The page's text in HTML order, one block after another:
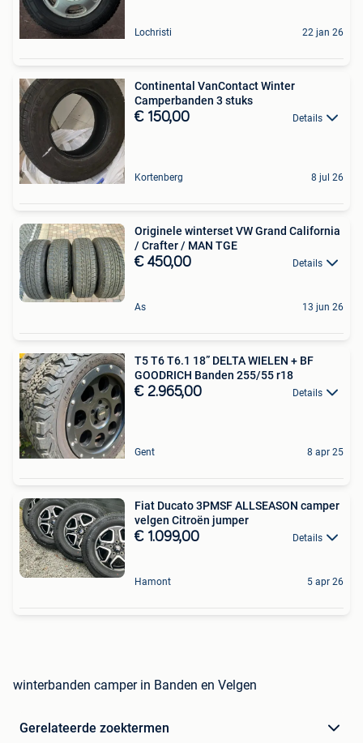
Lochristi 22 jan 26
Continental VanContact Winter
Camperbanden 3 stuks
€ 150,00 Details
Kortenberg 8 jul 26
Originele winterset VW Grand California
/ Crafter / MAN TGE
€ 450,00 Details
As 13 jun 26
T5 T6 T6.1 18” DELTA WIELEN + BF
GOODRICH Banden 255/55 r18
€ 2.965,00 Details
Gent 8 apr 25
Fiat Ducato 3PMSF ALLSEASON camper
velgen Citroën jumper
€ 1.099,00 Details
Hamont 5 apr 26
winterbanden camper in Banden en Velgen
Gerelateerde zoektermen